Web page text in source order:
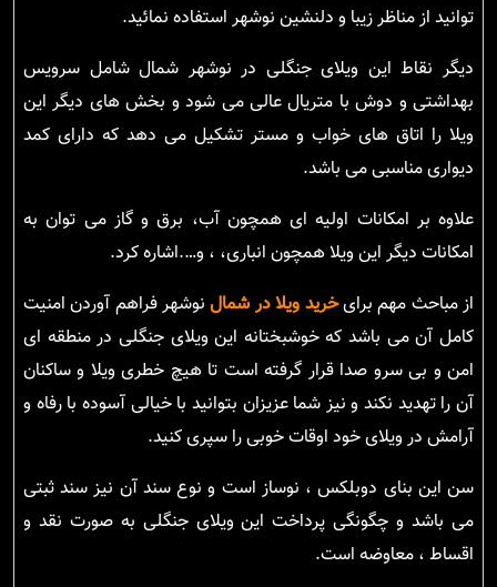
توانید از مناظر زیبا و دلنشین نوشهر استفاده نمائید.
دیگر نقاط این ویلای جنگلی در نوشهر شمال شامل سرویس
بهداشتی و دوش با متریال عالی می شود و بخش های دیگر این
ویلا را اتاق های خواب و مستر تشکیل می دهد که دارای کمد
دیواری مناسبی می باشد.
علاوه بر امکانات اولیه ای همچون آب، برق و گاز می توان به
امکانات دیگر این ویلا همچون انباری، ، و….اشاره کرد.
از مباحث مهم برایخرید ویلا در شمالنوشهر فراهم آوردن امنیت
کامل آن می باشد که خوشبختانه این ویلای جنگلی در منطقه ای
امن و بی سرو صدا قرار گرفته است تا هیچ خطری ویلا و ساکنان
آن را تهدید نکند و نیز شما عزیزان بتوانید با خیالی آسوده با رفاه و
آرامش در ویلای خود اوقات خوبی را سپری کنید.
سن این بنای دوبلکس ، نوساز است و نوع سند آن نیز سند ثبتی
می باشد و چگونگی پرداخت این ویلای جنگلی به صورت نقد و
اقساط ، معاوضه است.